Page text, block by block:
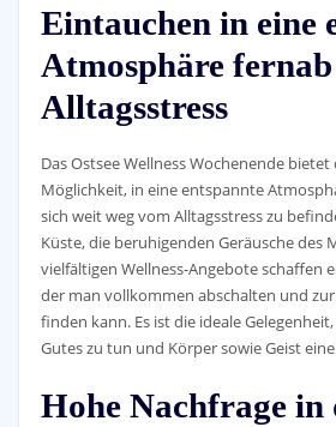
Eintauchen in eine
Atmosphäre
Alltagsstress
Das Ostsee Wellness Wochenende
Möglichkeit, in eine entspannte
sich weit weg vom Alltagsstress zu
Küste, die beruhigenden Geräusche des
vielfältigen Wellness-Angebote schaffen
der man vollkommen abschalten und
finden kann. Es ist die ideale
Gutes zu tun und Körper sowie Geist
Hohe Nachfrage in